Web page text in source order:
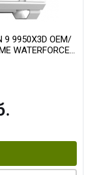
9 9950X3D OEM/
WATERFORCE